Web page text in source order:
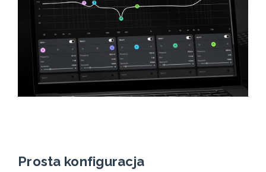
Prosta konfiguracja